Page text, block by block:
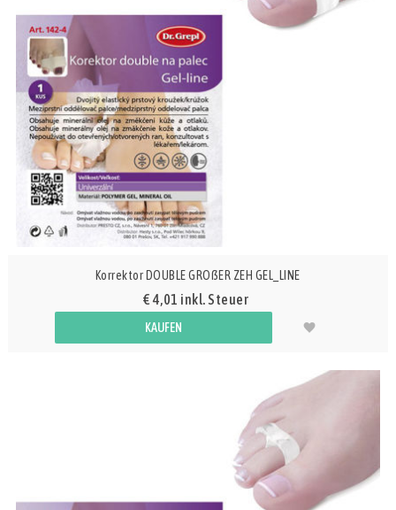
Korrektor DOUBLE GROßER ZEH GEL_LINE
€ 4,01 inkl. Steuer
KAUFEN